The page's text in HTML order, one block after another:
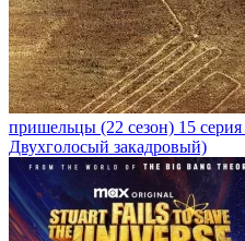
пришельцы (22 сезон) 15 серия
Двухголосый закадровый)